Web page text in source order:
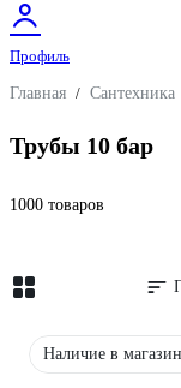
Профиль
Главная / Сантехника
Трубы 10 бар
1000 товаров
Наличие в